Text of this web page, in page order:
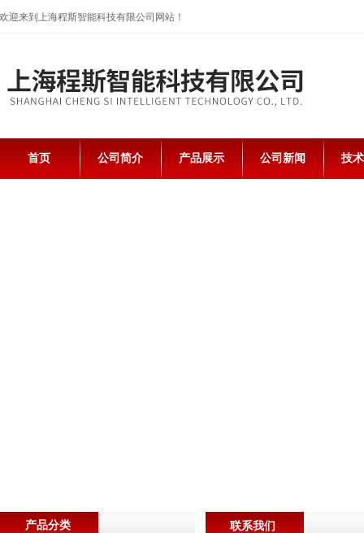
欢迎来到上海程斯智能科技有限公司网站！
首页 公司简介 产品展示 公司新闻 技
联系我们
产品分类